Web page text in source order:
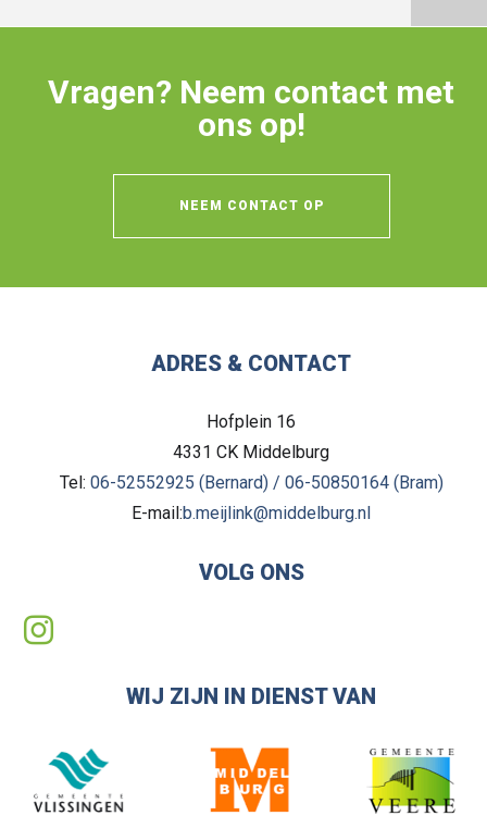
Vragen? Neem contact met
ons op!
NEEM CONTACT OP
ADRES & CONTACT
Hofplein 16
4331 CK Middelburg
Tel: 06-52552925 (Bernard) / 06-50850164 (Bram)
E-mail:b.meijlink@middelburg.nl
VOLG ONS
WIJ ZIJN IN DIENST VAN